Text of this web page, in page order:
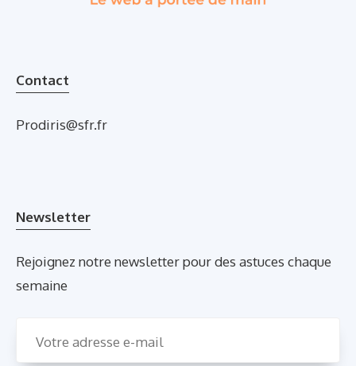
Contact
Prodiris@sfr.fr
Newsletter
Rejoignez notre newsletter pour des astuces chaque
semaine